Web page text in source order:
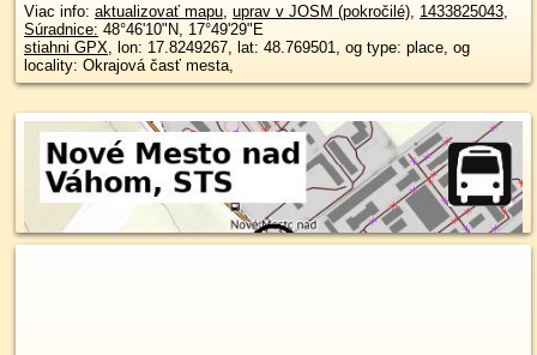
Viac info: aktualizovať mapu, uprav v JOSM (pokročilé), 1433825043,
Súradnice: 48°46'10"N, 17°49'29"E
stiahni GPX, lon: 17.8249267, lat: 48.769501, og type: place, og
locality: Okrajová časť mesta,